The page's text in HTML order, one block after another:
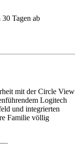
Tagen ab
mit der Circle View
Logitech
und integrierten
Familie völlig